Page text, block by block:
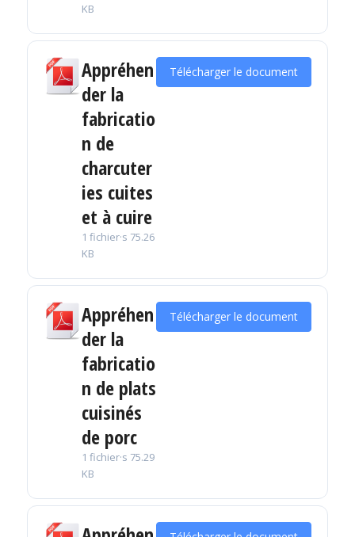
KB
Appréhen
der la
fabricatio
n de
charcuter
ies cuites
et à cuire
1 fichier·s 75.26
KB
Télécharger le document
Appréhen
der la
fabricatio
n de plats
cuisinés
de porc
1 fichier·s 75.29
KB
Télécharger le document